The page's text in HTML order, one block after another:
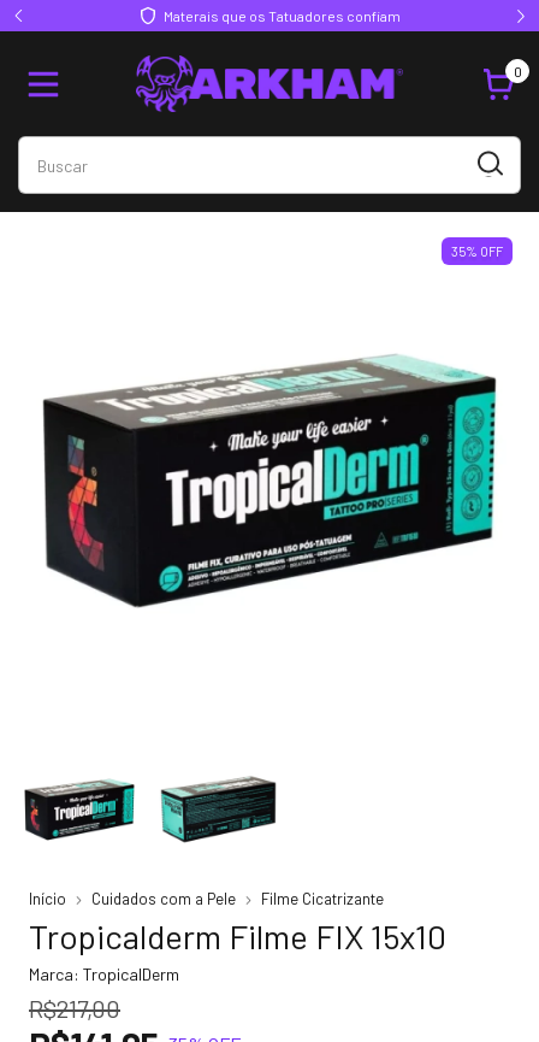
Materais que os Tatuadores confiam
0
35% OFF
Início Cuidados com a Pele Filme Cicatrizante
Tropicalderm Filme FIX 15x10
Marca: TropicalDerm
R$217,00